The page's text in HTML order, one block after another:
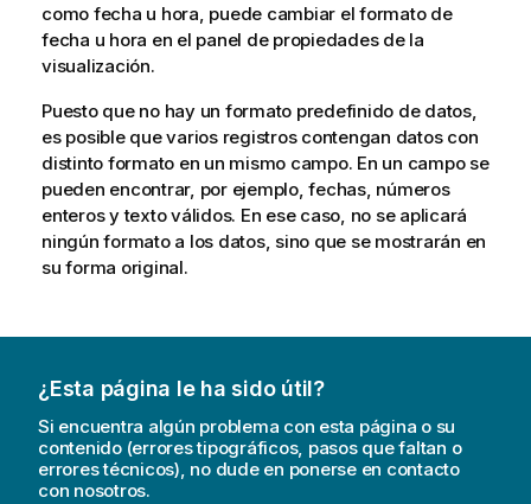
como fecha u hora, puede cambiar el formato de
fecha u hora en el panel de propiedades de la
visualización.
Puesto que no hay un formato predefinido de datos,
es posible que varios registros contengan datos con
distinto formato en un mismo campo. En un campo se
pueden encontrar, por ejemplo, fechas, números
enteros y texto válidos. En ese caso, no se aplicará
ningún formato a los datos, sino que se mostrarán en
su forma original.
¿Esta página le ha sido útil?
Si encuentra algún problema con esta página o su
contenido (errores tipográficos, pasos que faltan o
errores técnicos), no dude en ponerse en contacto
con nosotros.